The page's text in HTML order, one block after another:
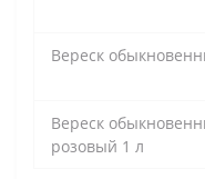
Вереск
Вереск
розовый 1 л